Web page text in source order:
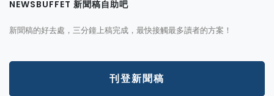
NEWSBUFFET 新聞稿自助吧
新聞稿的好去處，三分鐘上稿完成，最快接觸最多讀者的方案！
刊登新聞稿